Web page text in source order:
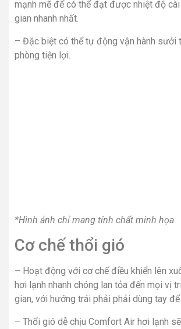
mạnh mẽ để có thể đạt được nhiệt độ
gian nhanh nhất.
– Đặc biệt có thể tự động vận hành sưởi
phòng tiện lợi.
*Hình ảnh chỉ mang tính chất minh họa
Cơ chế thổi gió
– Hoạt động với cơ chế điều khiển lên
hơi lạnh nhanh chóng lan tỏa đến mọi vị
gian, với hướng trái phải phải dùng tay để
– Thổi gió dễ chịu Comfort Air hơi lạnh